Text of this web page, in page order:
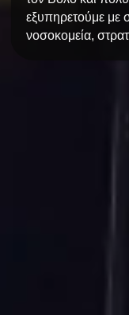
εξυπηρετούμε με
νοσοκομεία,